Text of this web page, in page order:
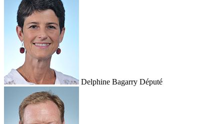
Delphine Bagarry Député